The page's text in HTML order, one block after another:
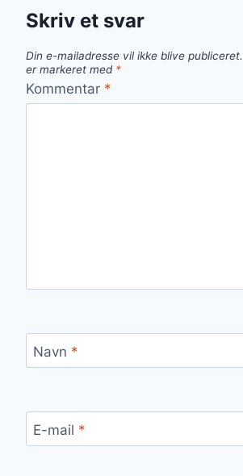
Skriv et svar
Din e-mailadresse vil ikke blive publiceret.
er markeret med *
Kommentar *
Navn *
E-mail *